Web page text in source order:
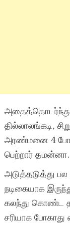
தில்லாலங்கடி,
அரண்மனை 4
பெற்றார் தமன்னா.
அடுத்தடுத்து பல
நடிகையாக
கலந்து கொண்ட
சரியாக போகாது